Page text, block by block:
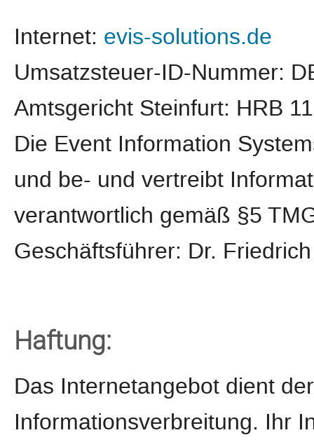
Internet: evis-solutions.de
Umsatzsteuer-ID-Nummer:
Amtsgericht Steinfurt: HRB
Die Event Information
und be- und vertreibt
verantwortlich gemäß §5
Geschäftsführer: Dr.
Haftung:
Das Internetangebot dient
Informationsverbreitung. Ihr